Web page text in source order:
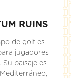
RUINS
de golf es
jugadores
Su paisaje es